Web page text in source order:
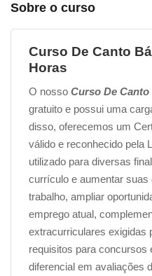
Sobre o curso
Curso De Canto
Horas
O nosso Curso De
gratuito e possui uma
disso, oferecemos um
válido e reconhecido pela
utilizado para diversas
currículo e aumentar
trabalho, ampliar
emprego atual,
extracurriculares exigidas
requisitos para concursos
diferencial em avaliações